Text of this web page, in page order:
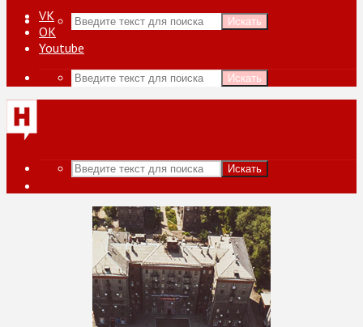
Искать
VK
ОК
Youtube
Искать
Искать